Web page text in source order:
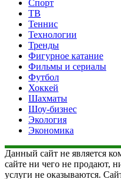
Спорт
ТВ
Теннис
Технологии
Тренды
Фигурное катание
Фильмы и сериалы
Футбол
Хоккей
Шахматы
Шоу-бизнес
Экология
Экономика
Данный сайт не является
сайте ни чего не продают,
услуги не оказываются.